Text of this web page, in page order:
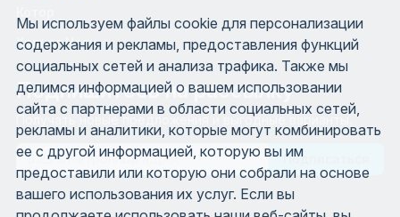
Херцег Нови
Подпишитесь на рассылку
Получать новые предложения и выгодные варианты.
Email
Мы используем файлы cookie для персонализации
содержания и рекламы, предоставления функций
социальных сетей и анализа трафика. Также мы
делимся информацией о вашем использовании
сайта с партнерами в области социальных сетей,
рекламы и аналитики, которые могут комбинировать
ее с другой информацией, которую вы им
предоставили или которую они собрали на основе
вашего использования их услуг. Если вы